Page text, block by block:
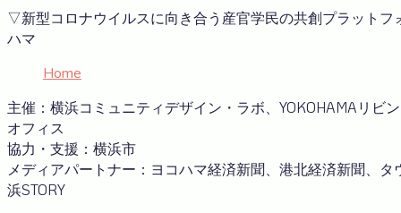
▽新型コロナウイルスに向き合う産官学⺠の共創プラットフ
ハマ
Home
主催：横浜コミュニティデザイン・ラボ、YOKOHAMAリビ
オフィス
協力・支援：横浜市
メディアパートナー：ヨコハマ経済新聞、港北経済新聞、タ
浜STORY